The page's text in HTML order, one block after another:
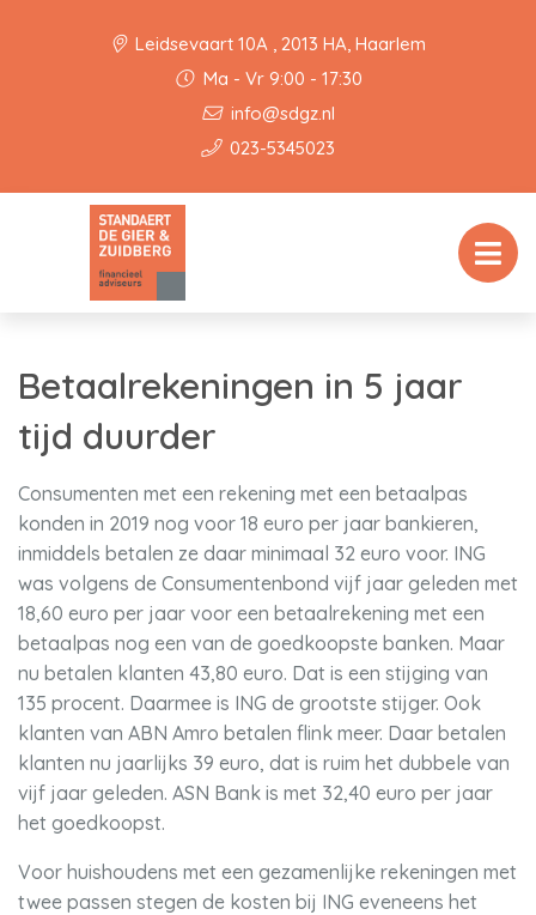
Leidsevaart 10A , 2013 HA, Haarlem
Ma - Vr 9:00 - 17:30
info@sdgz.nl
023-5345023
Betaalrekeningen in 5 jaar
tijd duurder
Consumenten met een rekening met een betaalpas
konden in 2019 nog voor 18 euro per jaar bankieren,
inmiddels betalen ze daar minimaal 32 euro voor. ING
was volgens de Consumentenbond vijf jaar geleden met
18,60 euro per jaar voor een betaalrekening met een
betaalpas nog een van de goedkoopste banken. Maar
nu betalen klanten 43,80 euro. Dat is een stijging van
135 procent. Daarmee is ING de grootste stijger. Ook
klanten van ABN Amro betalen flink meer. Daar betalen
klanten nu jaarlijks 39 euro, dat is ruim het dubbele van
vijf jaar geleden. ASN Bank is met 32,40 euro per jaar
het goedkoopst.
Voor huishoudens met een gezamenlijke rekeningen met
twee passen stegen de kosten bij ING eveneens het